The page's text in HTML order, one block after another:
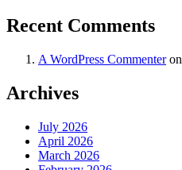
Recent Comments
A WordPress Commenteron
Archives
July 2026
April 2026
March 2026